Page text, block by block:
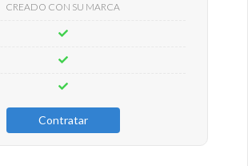
CREADO CON SU MARCA
Contratar